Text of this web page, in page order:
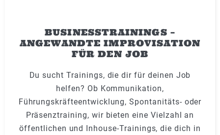
BUSINESSTRAININGS –
ANGEWANDTE IMPROVISATION
FÜR DEN JOB
Du sucht Trainings, die dir für deinen Job
helfen? Ob Kommunikation,
Führungskräfteentwicklung, Spontanitäts- oder
Präsenztraining, wir bieten eine Vielzahl an
öffentlichen und Inhouse-Trainings, die dich in